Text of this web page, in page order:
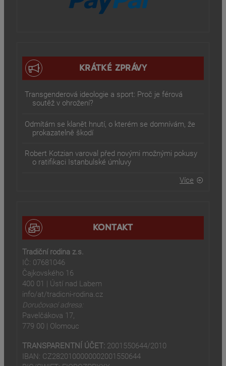
KRÁTKÉ ZPRÁVY
Transgenderová ideologie a sport: Proč je férová
soutěž v ohrožení?
Odmítám se klanět hnutí, o kterém se domnívám, že
prokazatelně škodí
Robert Kotzian varoval před novými možnými pokusy
o ratifikaci Istanbulské úmluvy
Více
KONTAKT
Tradiční rodina z.s.
IČ: 07681046
Čajkovského 16
400 01 | Ústí nad Labem
info/at/tradicni-rodina.cz
Doručovací adresa:
Pavelčákova 17,
779 00 | Olomouc
TRANSPARENTNÍ ÚČET: 2001550644/2010
IBAN: CZ2820100000002001550644